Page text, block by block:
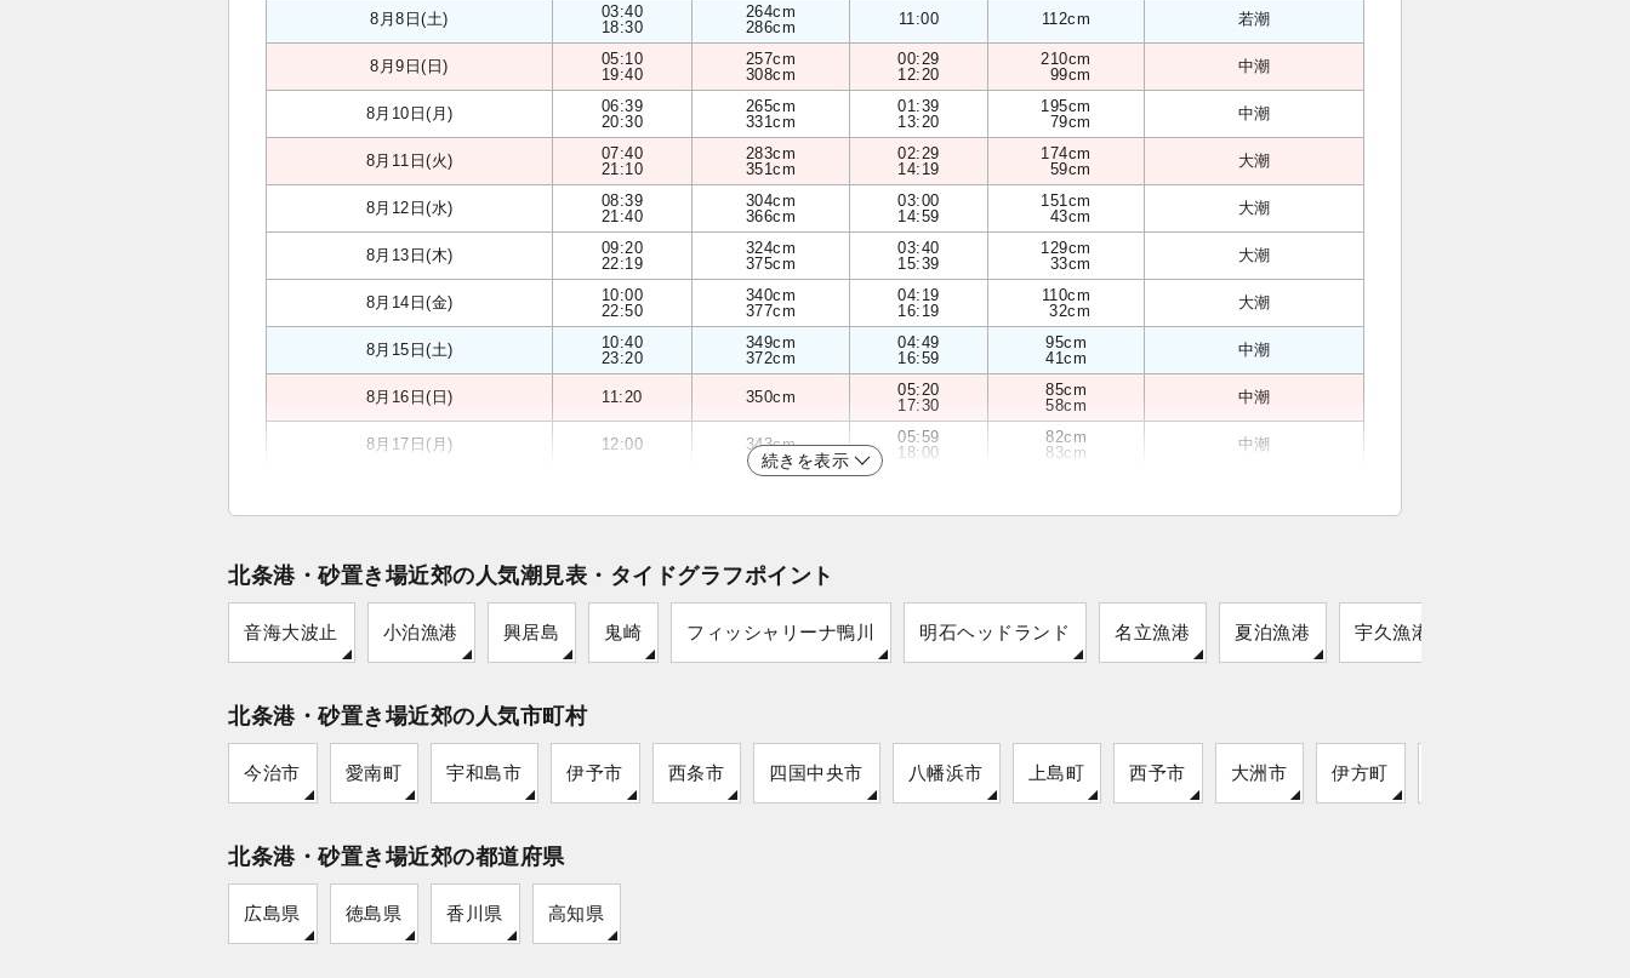
8月8日(土)
03:40
18:30
264cm
286cm
11:00 112cm 若潮
8月9日(日)
05:10
19:40
257cm
308cm
00:29
12:20
210cm
99cm
中潮
8月10日(月)
06:39
20:30
265cm
331cm
01:39
13:20
195cm
79cm
中潮
8月11日(火)
07:40
21:10
283cm
351cm
02:29
14:19
174cm
59cm
大潮
8月12日(水)
08:39
21:40
304cm
366cm
03:00
14:59
151cm
43cm
大潮
8月13日(木)
09:20
22:19
324cm
375cm
03:40
15:39
129cm
33cm
大潮
8月14日(金)
10:00
22:50
340cm
377cm
04:19
16:19
110cm
32cm
大潮
8月15日(土)
10:40
23:20
349cm
372cm
04:49
16:59
95cm
41cm
中潮
8月16日(日) 11:20 350cm
05:20
17:30
85cm
58cm
中潮
8月17日(月) 12:00 343cm
05:59
18:00
82cm
83cm
中潮
続きを表示
北条港・砂置き場近郊の人気潮見表・タイドグラフポイント
音海大波止 小泊漁港 興居島 鬼崎 フィッシャリーナ鴨川 明石ヘッドランド 名立漁港 夏泊漁港 宇久漁港
北条港・砂置き場近郊の人気市町村
今治市 愛南町 宇和島市 伊予市 西条市 四国中央市 八幡浜市 上島町 西予市 大洲市 伊方町
北条港・砂置き場近郊の都道府県
広島県 徳島県 香川県 高知県